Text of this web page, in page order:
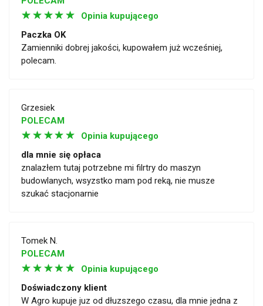
☆☆☆☆☆
Opinia kupującego
Paczka OK
Zamienniki dobrej jakości, kupowałem już wcześniej,
polecam.
Grzesiek
POLECAM
☆☆☆☆☆
Opinia kupującego
dla mnie się opłaca
znalazłem tutaj potrzebne mi filrtry do maszyn
budowlanych, wsyzstko mam pod reką, nie musze
szukać stacjonarnie
Tomek N.
POLECAM
☆☆☆☆☆
Opinia kupującego
Doświadczony klient
W Agro kupuje juz od dłuzszego czasu, dla mnie jedna z